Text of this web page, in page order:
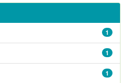
1
1
1